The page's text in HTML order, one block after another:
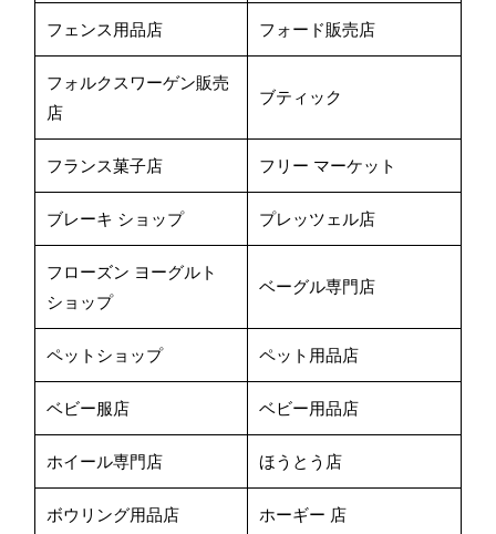
フェンス用品店 フォード販売店
フォルクスワーゲン販売
店
ブティック
フランス菓子店 フリー マーケット
ブレーキ ショップ プレッツェル店
フローズン ヨーグルト
ショップ
ベーグル専門店
ペットショップ ペット用品店
ベビー服店 ベビー用品店
ホイール専門店 ほうとう店
ボウリング用品店 ホーギー 店